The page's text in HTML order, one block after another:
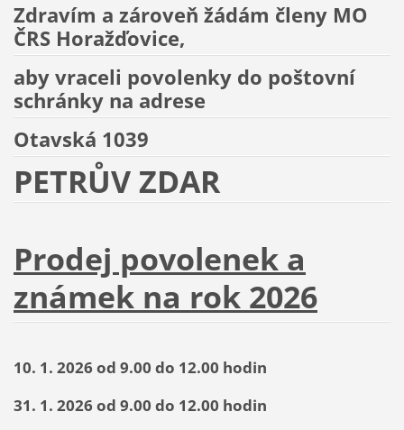
Zdravím a zároveň žádám členy MO
ČRS Horažďovice,
aby vraceli povolenky do poštovní
schránky na adrese
Otavská 1039
PETRŮV ZDAR
Prodej povolenek a
známek na rok 2026
10. 1. 2026 od 9.00 do 12.00 hodin
31. 1. 2026 od 9.00 do 12.00 hodin